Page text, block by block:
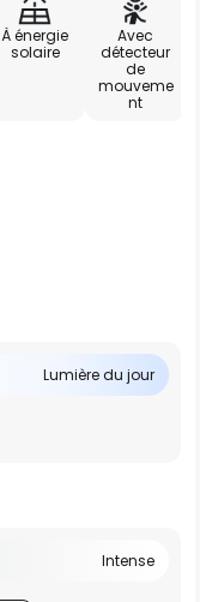
À énergie
solaire
Avec
détecteur
de
mouveme
nt
Lumière du jour
Intense